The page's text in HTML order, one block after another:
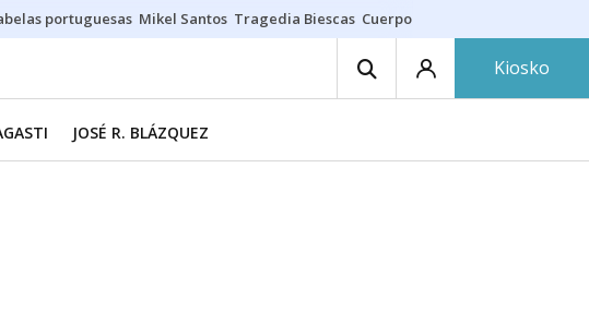
portuguesas Mikel Santos Tragedia Biescas Cuerpo ría
Kiosko
JOSÉ R. BLÁZQUEZ